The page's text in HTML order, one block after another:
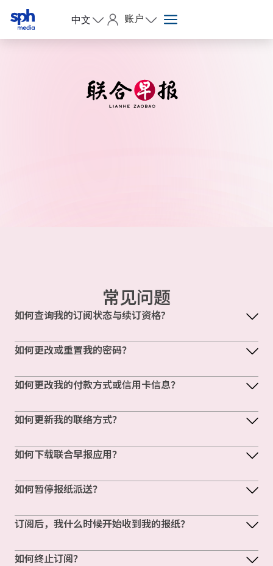
中文 账户
常见问题
如何查询我的订阅状态与续订资格?
如何更改或重置我的密码？
如何更改我的付款方式或信用卡信息？
如何更新我的联络方式？
如何下载联合早报应用？
如何暂停报纸派送？
订阅后，我什么时候开始收到我的报纸？
如何终止订阅？